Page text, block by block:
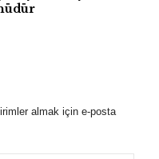
almak için e-posta